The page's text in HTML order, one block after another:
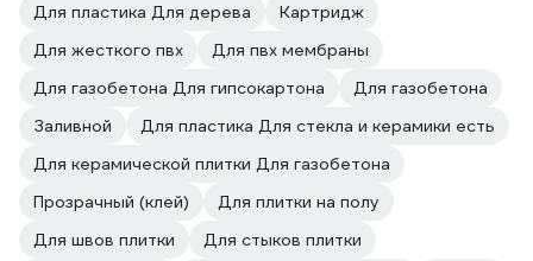
Для пластика Для дерева
Картридж
Для жесткого пвх
Для пвх мембраны
Для газобетона Для гипсокартона
Для газобетона
Заливной
Для пластика Для стекла и керамики есть
Для керамической плитки Для газобетона
Прозрачный (клей)
Для плитки на полу
Для швов плитки
Для стыков плитки